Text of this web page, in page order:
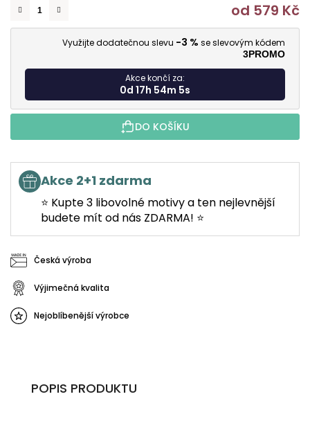
od 579 Kč
Využijte dodatečnou slevu -3 % se slevovým kódem
3PROMO
Akce končí za:
0d 17h 54m 3s
DO KOŠÍKU
Akce 2+1 zdarma
⭐ Kupte 3 libovolné motivy a ten nejlevnější
budete mít od nás ZDARMA! ⭐
Česká výroba
Výjimečná kvalita
Nejoblíbenější výrobce
POPIS PRODUKTU